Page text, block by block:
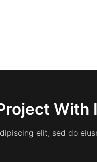
With
elit, sed do